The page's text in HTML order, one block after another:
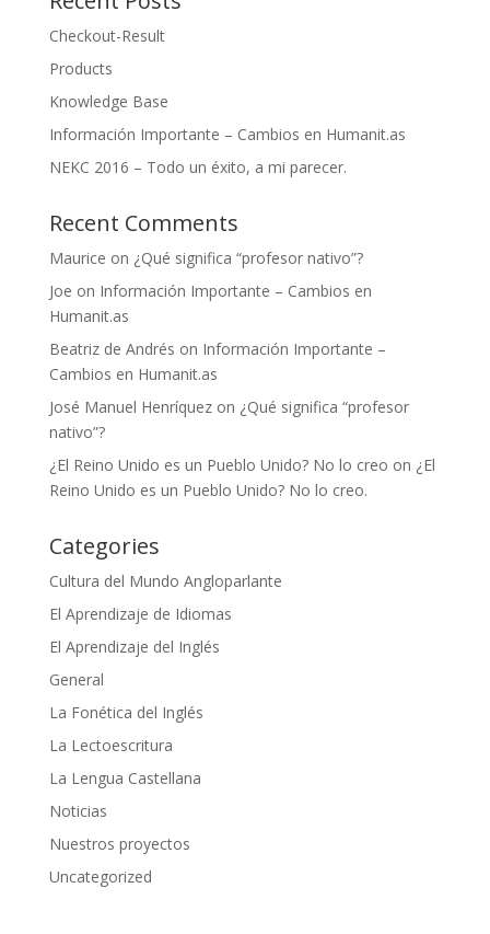
Checkout-Result
Products
Knowledge Base
Información Importante – Cambios en Humanit.as
NEKC 2016 – Todo un éxito, a mi parecer.
Recent Comments
Maurice on ¿Qué significa “profesor nativo”?
Joe on Información Importante – Cambios en
Humanit.as
Beatriz de Andrés on Información Importante –
Cambios en Humanit.as
José Manuel Henríquezon ¿Qué significa “profesor
nativo”?
¿El Reino Unido es un Pueblo Unido? No lo creo on ¿El
Reino Unido es un Pueblo Unido? No lo creo.
Categories
Cultura del Mundo Angloparlante
El Aprendizaje de Idiomas
El Aprendizaje del Inglés
General
La Fonética del Inglés
La Lectoescritura
La Lengua Castellana
Noticias
Nuestros proyectos
Uncategorized